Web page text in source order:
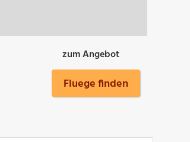
zum Angebot
Fluege finden